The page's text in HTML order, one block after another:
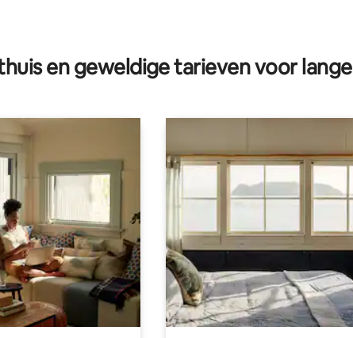
5 op 5, 19 recensies
en geweldige tarieven voor